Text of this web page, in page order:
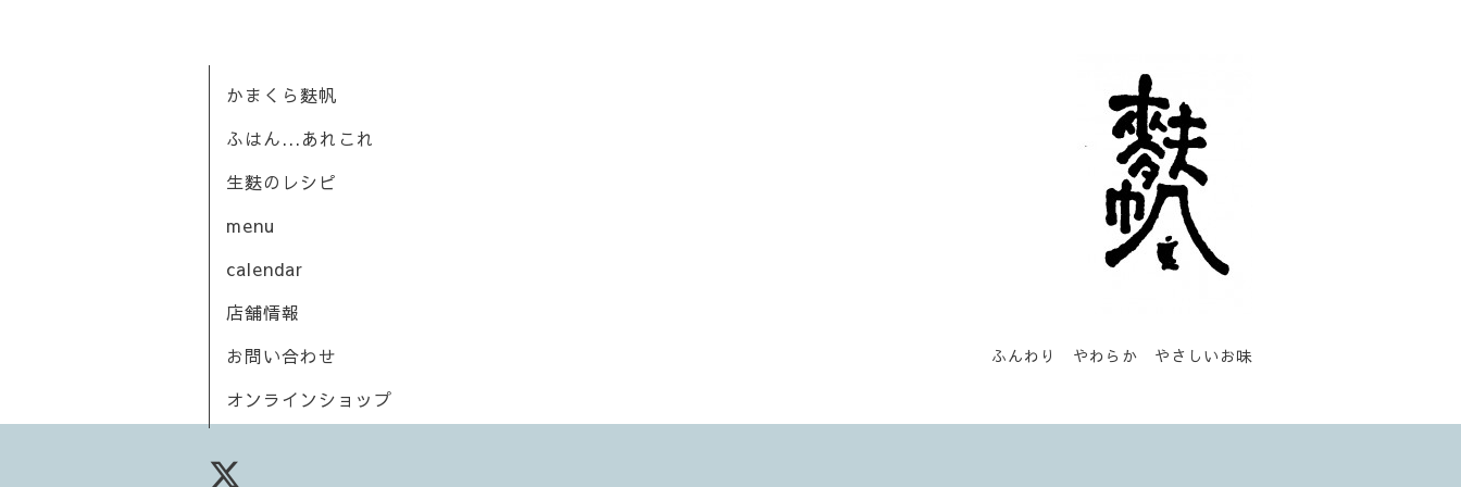
ふんわり やわらか やさしいお味
かまくら麩帆
ふはん...あれこれ
生麩のレシピ
menu
calendar
店舗情報
お問い合わせ
オンラインショップ